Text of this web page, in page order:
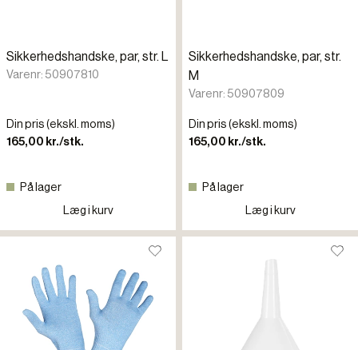
Sikkerhedshandske, par, str. L
Varenr: 50907810
Din pris (ekskl. moms)
165,00 kr./stk.
På lager
Læg i kurv
Sikkerhedshandske, par, str.
M
Varenr: 50907809
Din pris (ekskl. moms)
165,00 kr./stk.
På lager
Læg i kurv